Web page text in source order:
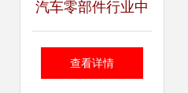
汽车零部件行业中
报 九成公司盈利，
查看详情